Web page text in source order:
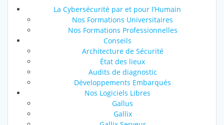
La Cybersécurité par et pour l’Humain
Nos Formations Universitaires
Nos Formations Professionnelles
Conseils
Architecture de Sécurité
État des lieux
Audits de diagnostic
Développements Embarqués
Nos Logiciels Libres
Gallus
Gallix